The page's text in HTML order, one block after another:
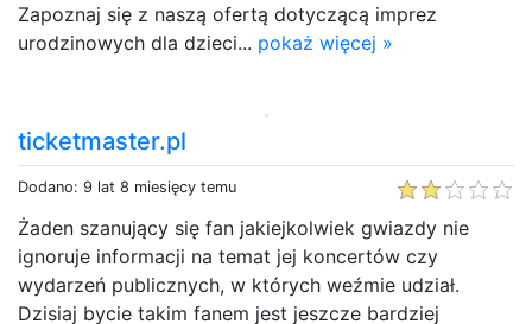
Zapoznaj się z naszą ofertą dotyczącą imprez
urodzinowych dla dzieci... pokaż więcej »
ticketmaster.pl
Dodano: 9 lat 8 miesięcy temu
Żaden szanujący się fan jakiejkolwiek gwiazdy nie
ignoruje informacji na temat jej koncertów czy
wydarzeń publicznych, w których weźmie udział.
Dzisiaj bycie takim fanem jest jeszcze bardziej